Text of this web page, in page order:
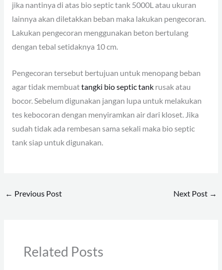
jika nantinya di atas bio septic tank 5000L atau ukuran
lainnya akan diletakkan beban maka lakukan pengecoran.
Lakukan pengecoran menggunakan beton bertulang
dengan tebal setidaknya 10 cm.
Pengecoran tersebut bertujuan untuk menopang beban
agar tidak membuattangki bio septic tankrusak atau
bocor. Sebelum digunakan jangan lupa untuk melakukan
tes kebocoran dengan menyiramkan air dari kloset. Jika
sudah tidak ada rembesan sama sekali maka bio septic
tank siap untuk digunakan.
← Previous Post Next Post →
Related Posts